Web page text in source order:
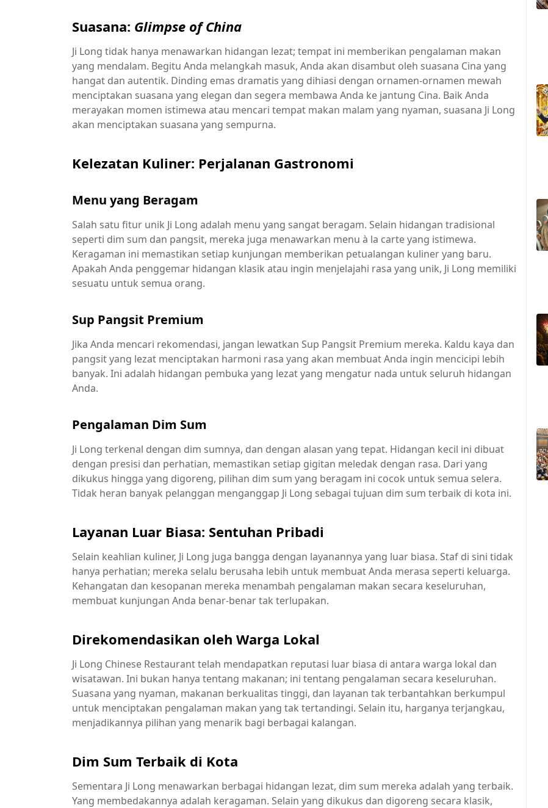
Suasana: Glimpse of China
Ji Long tidak hanya menawarkan hidangan lezat; tempat ini memberikan pengalaman makan
yang mendalam. Begitu Anda melangkah masuk, Anda akan disambut oleh suasana Cina yang
hangat dan autentik. Dinding emas dramatis yang dihiasi dengan ornamen-ornamen mewah
menciptakan suasana yang elegan dan segera membawa Anda ke jantung Cina. Baik Anda
merayakan momen istimewa atau mencari tempat makan malam yang nyaman, suasana Ji Long
akan menciptakan suasana yang sempurna.
Kelezatan Kuliner: Perjalanan Gastronomi
Menu yang Beragam
Salah satu fitur unik Ji Long adalah menu yang sangat beragam. Selain hidangan tradisional
seperti dim sum dan pangsit, mereka juga menawarkan menu à la carte yang istimewa.
Keragaman ini memastikan setiap kunjungan memberikan petualangan kuliner yang baru.
Apakah Anda penggemar hidangan klasik atau ingin menjelajahi rasa yang unik, Ji Long memiliki
sesuatu untuk semua orang.
Sup Pangsit Premium
Jika Anda mencari rekomendasi, jangan lewatkan Sup Pangsit Premium mereka. Kaldu kaya dan
pangsit yang lezat menciptakan harmoni rasa yang akan membuat Anda ingin mencicipi lebih
banyak. Ini adalah hidangan pembuka yang lezat yang mengatur nada untuk seluruh hidangan
Anda.
Pengalaman Dim Sum
Ji Long terkenal dengan dim sumnya, dan dengan alasan yang tepat. Hidangan kecil ini dibuat
dengan presisi dan perhatian, memastikan setiap gigitan meledak dengan rasa. Dari yang
dikukus hingga yang digoreng, pilihan dim sum yang beragam ini cocok untuk semua selera.
Tidak heran banyak pelanggan menganggap Ji Long sebagai tujuan dim sum terbaik di kota ini.
Layanan Luar Biasa: Sentuhan Pribadi
Selain keahlian kuliner, Ji Long juga bangga dengan layanannya yang luar biasa. Staf di sini tidak
hanya perhatian; mereka selalu berusaha lebih untuk membuat Anda merasa seperti keluarga.
Kehangatan dan kesopanan mereka menambah pengalaman makan secara keseluruhan,
membuat kunjungan Anda benar-benar tak terlupakan.
Direkomendasikan oleh Warga Lokal
Ji Long Chinese Restaurant telah mendapatkan reputasi luar biasa di antara warga lokal dan
wisatawan. Ini bukan hanya tentang makanan; ini tentang pengalaman secara keseluruhan.
Suasana yang nyaman, makanan berkualitas tinggi, dan layanan tak terbantahkan berkumpul
untuk menciptakan pengalaman makan yang tak tertandingi. Selain itu, harganya terjangkau,
menjadikannya pilihan yang menarik bagi berbagai kalangan.
Dim Sum Terbaik di Kota
Sementara Ji Long menawarkan berbagai hidangan lezat, dim sum mereka adalah yang terbaik.
Yang membedakannya adalah keragaman. Selain yang dikukus dan digoreng secara klasik,